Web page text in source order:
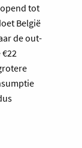
tot
België
de out-